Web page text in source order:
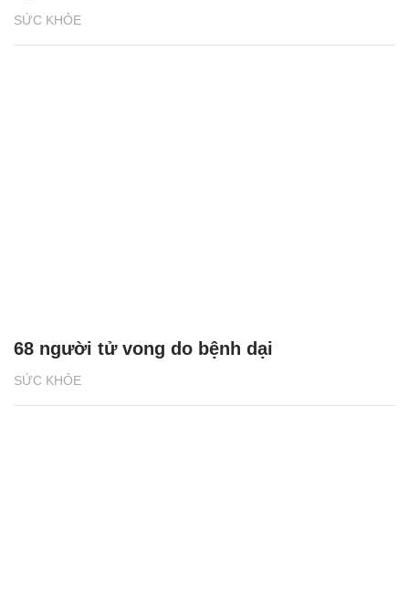
SỨC KHỎE
SỨC KHỎE
68 người tử vong do bệnh dại